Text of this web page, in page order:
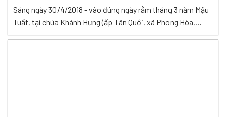
Sáng ngày 30/4/2018 - vào đúng ngày rằm tháng 3 năm Mậu
Tuất, tại chùa Khánh Hưng (ấp Tân Quới, xã Phong Hòa,
huyện Lai Vung, tỉnh Đồng Tháp) Ban Trị sự chùa Khánh